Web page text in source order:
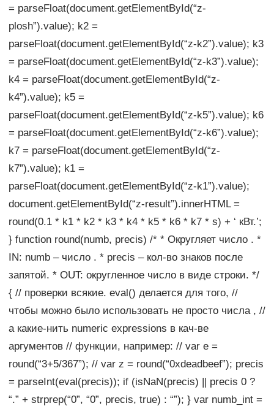
= parseFloat(document.getElementById(“z-
plosh”).value); k2 =
parseFloat(document.getElementById(“z-k2”).value); k3
= parseFloat(document.getElementById(“z-k3”).value);
k4 = parseFloat(document.getElementById(“z-
k4”).value); k5 =
parseFloat(document.getElementById(“z-k5”).value); k6
= parseFloat(document.getElementById(“z-k6”).value);
k7 = parseFloat(document.getElementById(“z-
k7”).value); k1 =
parseFloat(document.getElementById(“z-k1”).value);
document.getElementById(“z-result”).innerHTML =
round(0.1 * k1 * k2 * k3 * k4 * k5 * k6 * k7 * s) + ‘ кВт.’;
} function round(numb, precis) /* * Округляет число . *
IN: numb – число . * precis – кол-во знаков после
запятой. * OUT: округленное число в виде строки. */
{ // проверки всякие. eval() делается для того, //
чтобы можно было использовать не просто числа , //
а какие-нить numeric expressions в кач-ве
аргументов // функции, например: // var e =
round(“3+5/367”); // var z = round(“0xdeadbeef”); precis
= parseInt(eval(precis)); if (isNaN(precis) || precis 0 ?
“.” + strprep(“0”, “0”, precis, true) : “”); } var numb_int =